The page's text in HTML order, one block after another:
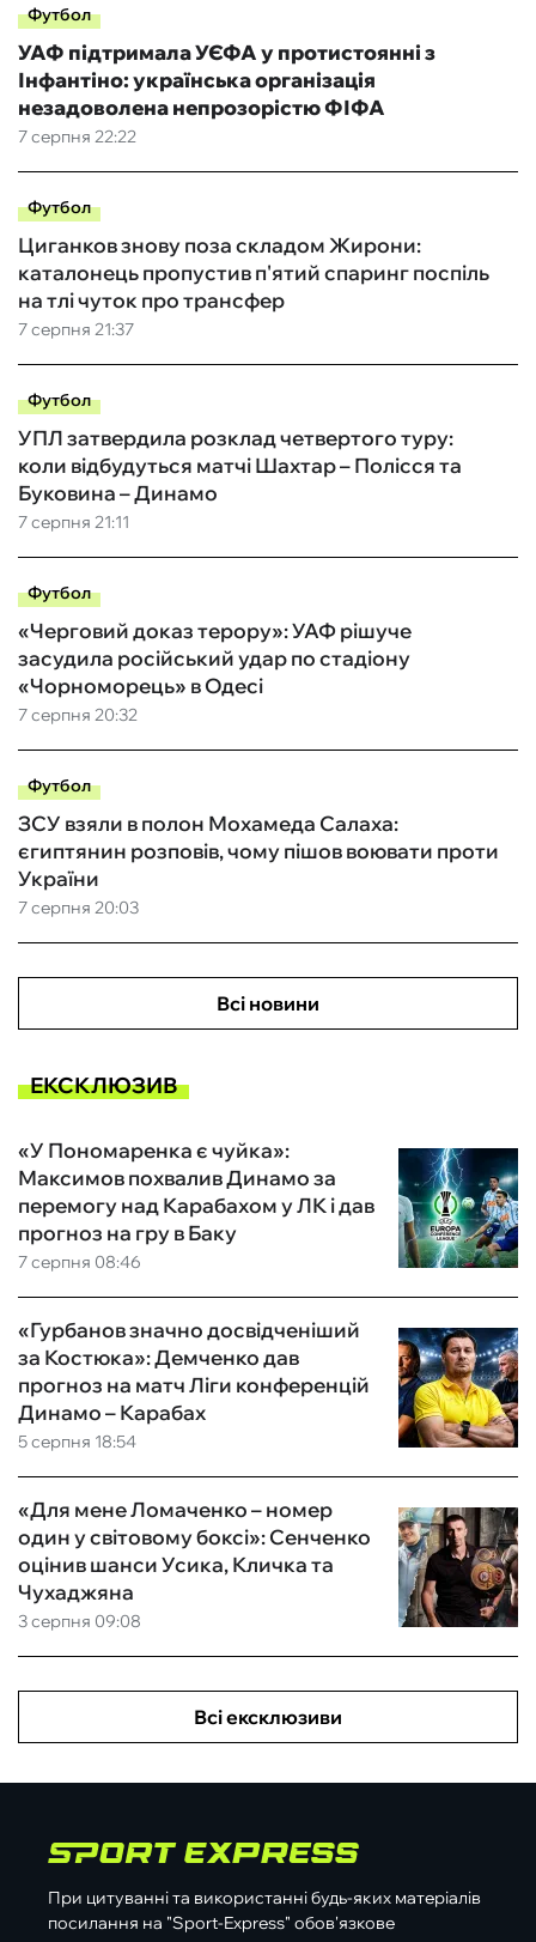
Футбол
7 серпня 22:22
УАФ підтримала УЄФА у протистоянні з
Інфантіно: українська організація
незадоволена непрозорістю ФІФА
Футбол
7 серпня 21:37
Циганков знову поза складом Жирони:
каталонець пропустив п'ятий спаринг поспіль
на тлі чуток про трансфер
Футбол
7 серпня 21:11
УПЛ затвердила розклад четвертого туру:
коли відбудуться матчі Шахтар – Полісся та
Буковина – Динамо
Футбол
7 серпня 20:32
«Черговий доказ терору»: УАФ рішуче
засудила російський удар по стадіону
«Чорноморець» в Одесі
Футбол
7 серпня 20:03
ЗСУ взяли в полон Мохамеда Салаха:
єгиптянин розповів, чому пішов воювати проти
України
Всі новини
ЕКСКЛЮЗИВ
7 серпня 08:46
«У Пономаренка є чуйка»:
Максимов похвалив Динамо за
перемогу над Карабахом у ЛК і дав
прогноз на гру в Баку
5 серпня 18:54
«Гурбанов значно досвідченіший
за Костюка»: Демченко дав
прогноз на матч Ліги конференцій
Динамо – Карабах
3 серпня 09:08
«Для мене Ломаченко – номер
один у світовому боксі»: Сенченко
оцінив шанси Усика, Кличка та
Чухаджяна
Всі ексклюзиви
При цитуванні та використанні будь-яких матеріалів
посилання на "Sport-Express" обов'язкове